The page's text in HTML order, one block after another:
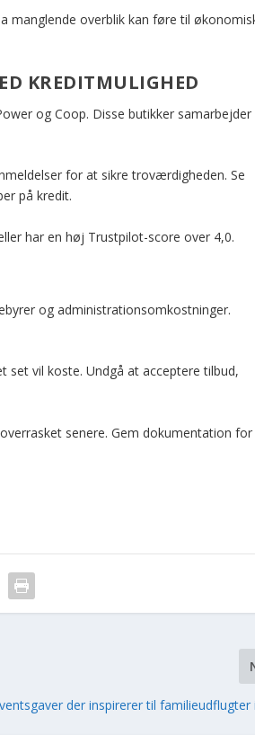
manglende overblik kan føre til
KREDITMULIGHED
og Coop. Disse butikker samarbejder
for at sikre troværdigheden. Se
på kredit.
har en høj Trustpilot-score over 4,0.
og administrationsomkostninger.
vil koste. Undgå at acceptere tilbud,
senere. Gem dokumentation for
der inspirerer til